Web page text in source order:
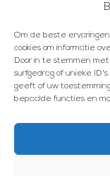
Om de beste
cookies om informatie
Door in te stemmen
surfgedrag of unieke
geeft of uw
bepaalde functies en
Verzenden en
Klachten en
Contact
Meld u aan